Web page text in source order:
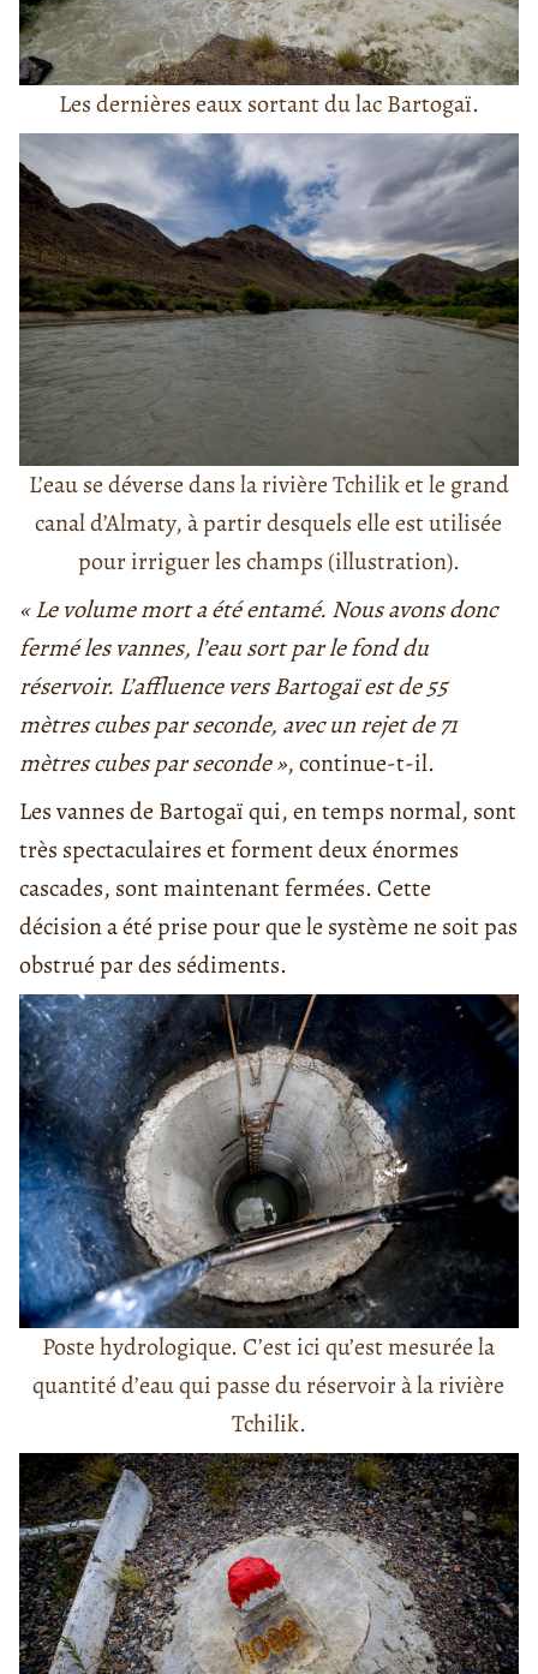
Les dernières eaux sortant du lac Bartogaï.
L’eau se déverse dans la rivière Tchilik et le grand
canal d’Almaty, à partir desquels elle est utilisée
pour irriguer les champs (illustration).
« Le volume mort a été entamé. Nous avons donc
fermé les vannes, l’eau sort par le fond du
réservoir. L’affluence vers Bartogaï est de 55
mètres cubes par seconde, avec un rejet de 71
mètres cubes par seconde », continue-t-il.
Les vannes de Bartogaï qui, en temps normal, sont
très spectaculaires et forment deux énormes
cascades, sont maintenant fermées. Cette
décision a été prise pour que le système ne soit pas
obstrué par des sédiments.
Poste hydrologique. C’est ici qu’est mesurée la
quantité d’eau qui passe du réservoir à la rivière
Tchilik.